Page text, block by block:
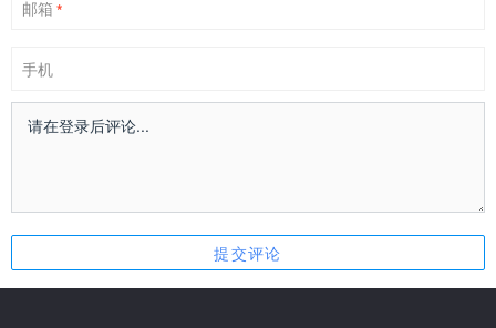
邮箱 *
手机